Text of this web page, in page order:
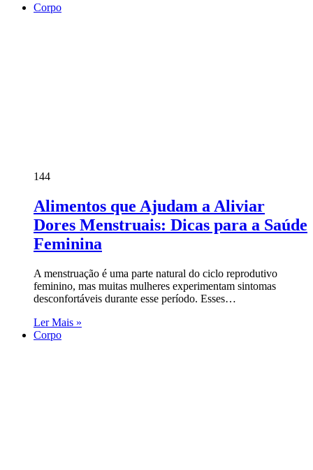
Corpo
144
Alimentos que Ajudam a Aliviar
Dores Menstruais: Dicas para a Saúde
Feminina
A menstruação é uma parte natural do ciclo reprodutivo
feminino, mas muitas mulheres experimentam sintomas
desconfortáveis durante esse período. Esses…
Ler Mais »
Corpo